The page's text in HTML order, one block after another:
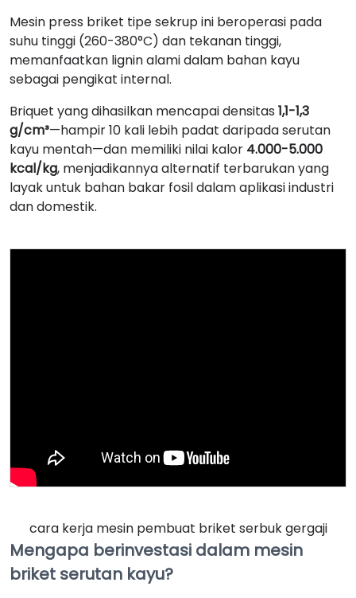
Mesin press briket tipe sekrup ini beroperasi pada
suhu tinggi (260-380°C) dan tekanan tinggi,
memanfaatkan lignin alami dalam bahan kayu
sebagai pengikat internal.
Briquet yang dihasilkan mencapai densitas 1,1-1,3
g/cm³—hampir 10 kali lebih padat daripada serutan
kayu mentah—dan memiliki nilai kalor 4.000-5.000
kcal/kg, menjadikannya alternatif terbarukan yang
layak untuk bahan bakar fosil dalam aplikasi industri
dan domestik.
cara kerja mesin pembuat briket serbuk gergaji
Mengapa berinvestasi dalam mesin
briket serutan kayu?